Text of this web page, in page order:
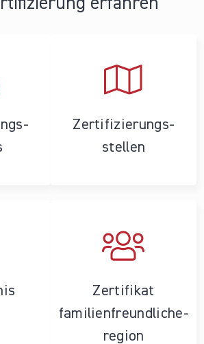
Zertifizierungs­
stellen
Zertifikat
familienfreundliche­
region